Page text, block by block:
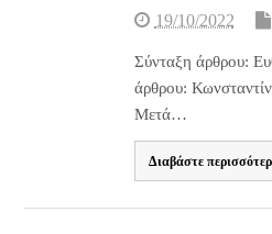
19/10/2022
Σύνταξη άρθρου:
άρθρου:
Μετά…
Διαβάστε